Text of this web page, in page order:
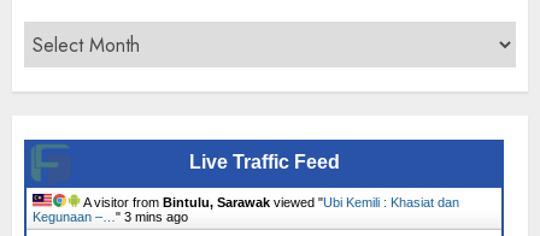
Archives
Live Traffic Feed
A visitor from Bintulu, Sarawak viewed "Ubi Kemili : Khasiat dan
Kegunaan –… " 3 mins ago